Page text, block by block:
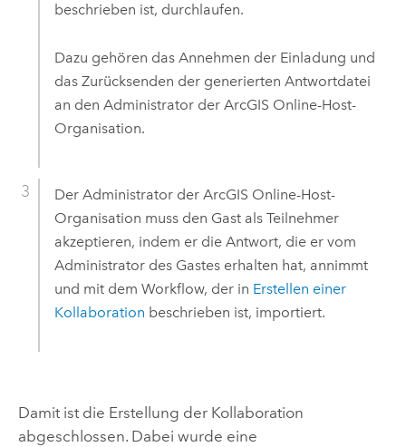
beschrieben ist, durchlaufen.
Dazu gehören das Annehmen der Einladung und
das Zurücksenden der generierten Antwortdatei
an den Administrator der ArcGIS Online-Host-
Organisation.
Der Administrator der ArcGIS Online-Host-
Organisation muss den Gast als Teilnehmer
akzeptieren, indem er die Antwort, die er vom
Administrator des Gastes erhalten hat, annimmt
und mit dem Workflow, der in Erstellen einer
Kollaboration beschrieben ist, importiert.
Damit ist die Erstellung der Kollaboration
abgeschlossen. Dabei wurde eine